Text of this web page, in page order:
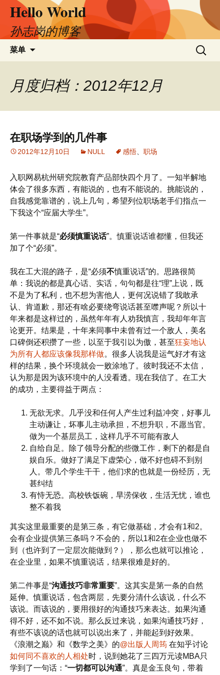
文
Hello World
孙志岗的博客
菜单
搜
索：
月度归档：2012年12月
在职场学到的几件事
2012年12月10日 NULL 感悟 职场
入职网易杭州研究院教育产品部快四个月了。一知半解地
体会了很多东西，有能说的，也有不能说的。挑能说的，
自我感觉靠谱的，说上几句，希望列位职场老手们指点一
下我这个“应届大学生”。
第一件事就是“必须慎重说话”。慎重说话谁都懂，但我还
加了个“必须”。
我在工大混的路子，是“必须不慎重说话”的。思路很简
单：我说的都是真心话、实话，句句都是往“理”上说，既
不是为了私利，也不想为害他人，更何况说错了我敢承
认、肯道歉，那还有啥必要绕弯说话甚至噤声呢？所以十
年来都是这样过的，虽然年年有人劝我慎言，我却年年言
论更开。结果是，十年来同事中未曾有过一个敌人，美名
口碑倒还积攒了一些，以至于我引以为傲，甚至狂妄地认
为所有人都应该像我那样做。很多人说我是运气好才有这
样的结果，换个环境就会一败涂地了。彼时我还不太信，
认为那是因为该环境中的人没看透。现在我信了。在工大
的成功，主要得益于两点：
无欲无求。几乎没和任何人产生过利益冲突，好事儿
主动谦让，坏事儿主动承担，不想升职，不愿当官。
做为一个基层员工，这样几乎不可能有敌人
自给自足。除了领导分配的些微工作，剩下的都是自
娱自乐。做好了满足下虚荣心，做不好也碍不到别
人。带几个学生干干，他们求的也就是一份经历，无
甚纠结
有恃无恐。高校铁饭碗，旱涝保收，生活无忧，谁也
整不着我
其实这里最重要的是第三条，有它做基础，才会有1和2。
会有企业提供第三条吗？不会的，所以1和2在企业也做不
到（也许到了一定层次能做到？），那么也就可以推论，
在企业里，如果不慎重说话，结果很难是好的。
第二件事是“沟通技巧非常重要”。这其实是第一条的自然
延伸。慎重说话，包含两层，先要分清什么该说，什么不
该说。而该说的，要用很好的沟通技巧来表达。如果沟通
得不好，还不如不说。那么反过来说，如果沟通技巧好，
有些不该说的话也就可以说出来了，并能起到好效果。
《浪潮之巅》和《数学之美》的@出版人周筠 在知乎讨论
如何同不喜欢的人相处时，说到她花了三四万元读MBA只
学到了一句话：“一切都可以沟通”。真是金玉良句，带着